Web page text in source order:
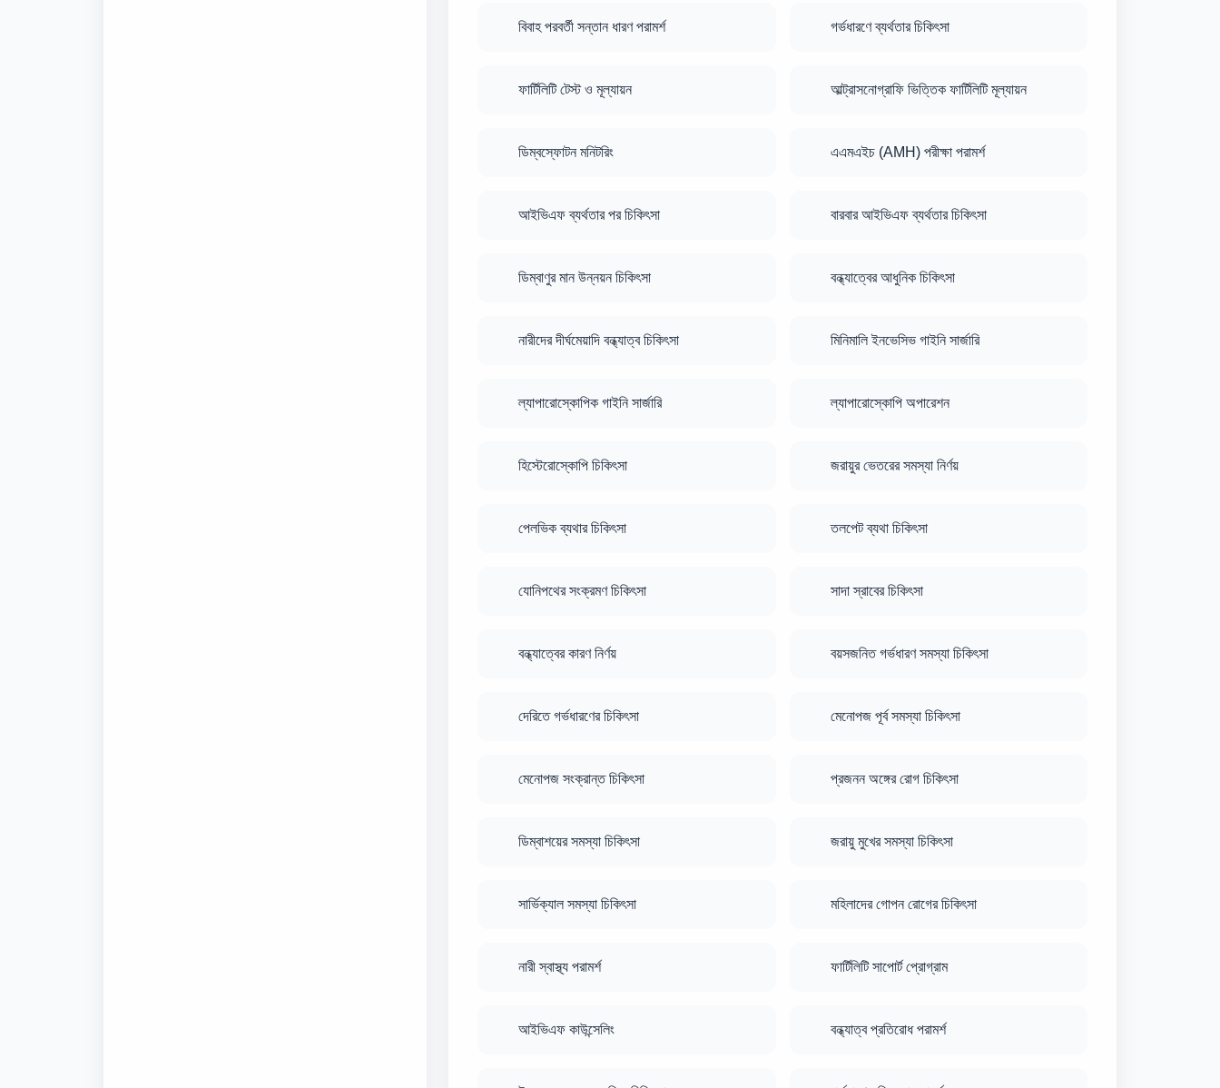
বিবাহ পরবর্তী সন্তান ধারণ পরামর্শ গর্ভধারণে ব্যর্থতার চিকিৎসা
ফার্টিলিটি টেস্ট ও মূল্যায়ন আল্ট্রাসনোগ্রাফি ভিত্তিক ফার্টিলিটি মূল্যায়ন
ডিম্বস্ফোটন মনিটরিং এএমএইচ (AMH) পরীক্ষা পরামর্শ
আইভিএফ ব্যর্থতার পর চিকিৎসা বারবার আইভিএফ ব্যর্থতার চিকিৎসা
ডিম্বাণুর মান উন্নয়ন চিকিৎসা বন্ধ্যাত্বের আধুনিক চিকিৎসা
নারীদের দীর্ঘমেয়াদি বন্ধ্যাত্ব চিকিৎসা মিনিমালি ইনভেসিভ গাইনি সার্জারি
ল্যাপারোস্কোপিক গাইনি সার্জারি ল্যাপারোস্কোপি অপারেশন
হিস্টেরোস্কোপি চিকিৎসা জরায়ুর ভেতরের সমস্যা নির্ণয়
পেলভিক ব্যথার চিকিৎসা তলপেট ব্যথা চিকিৎসা
যোনিপথের সংক্রমণ চিকিৎসা সাদা স্রাবের চিকিৎসা
বন্ধ্যাত্বের কারণ নির্ণয় বয়সজনিত গর্ভধারণ সমস্যা চিকিৎসা
দেরিতে গর্ভধারণের চিকিৎসা মেনোপজ পূর্ব সমস্যা চিকিৎসা
মেনোপজ সংক্রান্ত চিকিৎসা প্রজনন অঙ্গের রোগ চিকিৎসা
ডিম্বাশয়ের সমস্যা চিকিৎসা জরায়ু মুখের সমস্যা চিকিৎসা
সার্ভিক্যাল সমস্যা চিকিৎসা মহিলাদের গোপন রোগের চিকিৎসা
নারী স্বাস্থ্য পরামর্শ ফার্টিলিটি সাপোর্ট প্রোগ্রাম
আইভিএফ কাউন্সেলিং বন্ধ্যাত্ব প্রতিরোধ পরামর্শ